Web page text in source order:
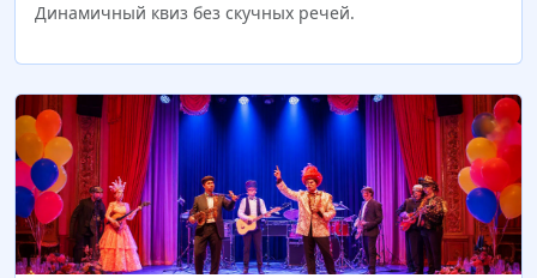
Динамичный квиз без скучных речей.